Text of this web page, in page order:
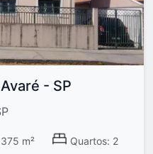
- SP
m²
Quartos: 2